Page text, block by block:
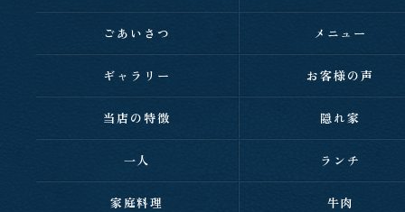
ごあいさつ メニュー
ギャラリー お客様の声
当店の特徴 隠れ家
一人 ランチ
家庭料理 牛肉